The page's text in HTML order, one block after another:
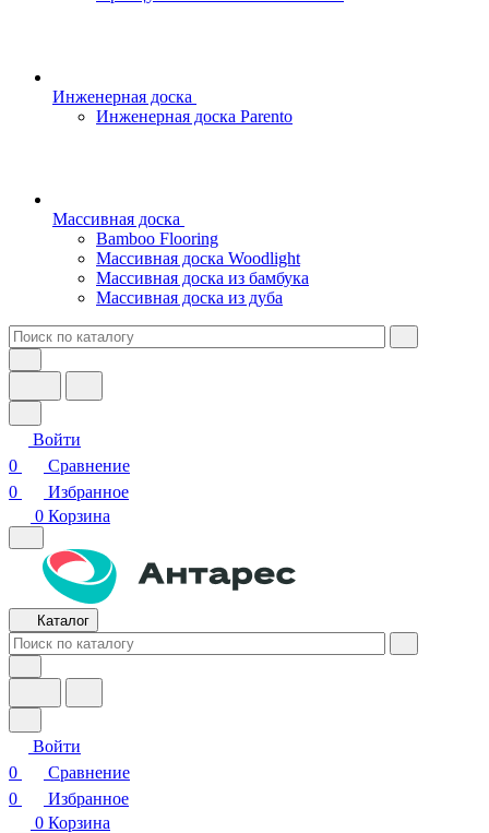
Инженерная доска
Инженерная доска Parento
Массивная доска
Bamboo Flooring
Массивная доска Woodlight
Массивная доска из бамбука
Массивная доска из дуба
Войти
0
Сравнение
0
Избранное
0 Корзина
Каталог
Войти
0
Сравнение
0
Избранное
0 Корзина